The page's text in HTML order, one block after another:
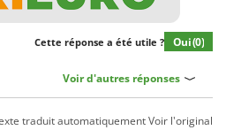
Cette réponse a été utile ? Oui(0)
Voir d'autres réponses
traduit automatiquementVoir l'original